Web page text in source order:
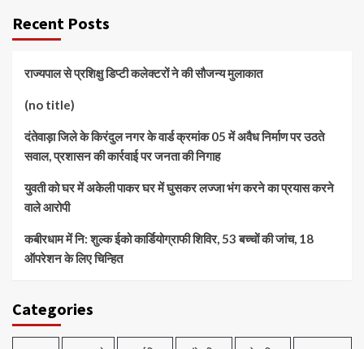
Recent Posts
राज्यपाल से प्रशिक्षु डिप्टी कलेक्टरों ने की सौजन्य मुलाकात
(no title)
दंतेवाड़ा जिले के किरंदुल नगर के वार्ड क्रमांक 05 में अवैध निर्माण पर उठते
सवाल, प्रशासन की कार्रवाई पर जनता की निगाह
युवती को घर में अकेली पाकर घर में घुसकर लज्जा भंग करने का प्रयास करने
वाले आरोपी
कबीरधाम में नि: शुल्क ईको कार्डियोग्राफी शिविर, 53 बच्चों की जांच, 18
ऑपरेशन के लिए चिन्हित
Categories